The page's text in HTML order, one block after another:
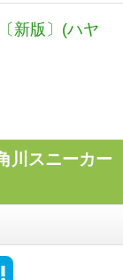
新版〕(ハヤ
川スニーカー